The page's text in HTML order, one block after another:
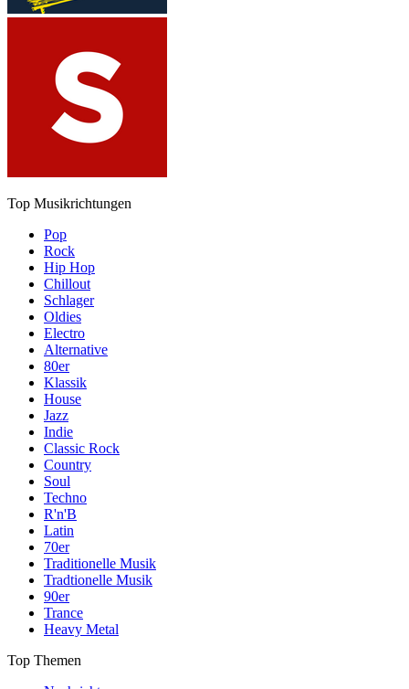
Top Musikrichtungen
Pop
Rock
Hip Hop
Chillout
Schlager
Oldies
Electro
Alternative
80er
Klassik
House
Jazz
Indie
Classic Rock
Country
Soul
Techno
R'n'B
Latin
70er
Traditionelle Musik
Tradtionelle Musik
90er
Trance
Heavy Metal
Top Themen